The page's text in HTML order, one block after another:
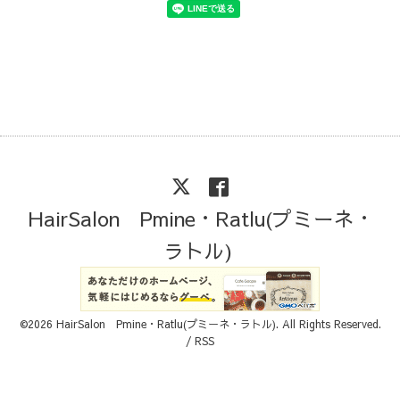
HairSalon Pmine・Ratlu(プミーネ・
ラトル)
©2026 HairSalon Pmine・Ratlu(プミーネ・ラトル). All Rights Reserved.
/ RSS